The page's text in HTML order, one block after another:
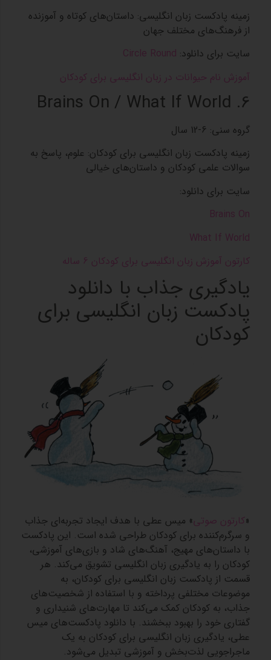
زمینه پادکست‌ زبان انگلیسی: داستان‌های کوتاه و آموزنده
از فرهنگ‌های مختلف جهان
سایت برای دانلود: Circle Round
آموزش نام حیوانات در زبان انگلیسی برای کودکان
6. Brains On / What If World
گروه سنی: 6-12 سال
زمینه پادکست‌ زبان انگلیسی برای کودکان: علوم، پاسخ به
سوالات علمی کودکان و داستان‌های خیالی
سایت برای دانلود:
Brains On
What If World
کارتون آموزش زبان انگلیسی برای کودکان 6 ساله
یادگیری جذاب با دانلود
پادکست زبان انگلیسی برای
کودکان
«کارتون صوتی» میس عطی با هدف ایجاد تجربه‌ای جذاب
و سرگرم‌کننده برای کودکان طراحی شده است. این پادکست
با داستان‌های مهیج، آهنگ‌های شاد و بازی‌های آموزشی،
کودکان را به یادگیری زبان انگلیسی تشویق می‌کند. هر
قسمت از پادکست زبان انگلیسی برای کودکان، به
موضوعات مختلفی پرداخته و با استفاده از شخصیت‌های
جذاب، به کودکان کمک می‌کند تا مهارت‌های شنیداری و
گفتاری خود را بهبود ببخشند. با دانلود پادکست‌های میس
عطی، یادگیری زبان انگلیسی برای کودکان به یک
ماجراجویی لذت‌بخش و آموزشی تبدیل می‌شود.